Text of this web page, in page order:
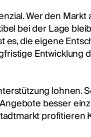
Wer den
bei der Lage
es, die eigene
Entwicklung
lohnen.
besser
profitieren